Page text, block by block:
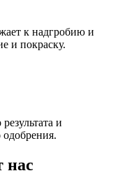
к надгробию и
и покраску.
и
одобрения.
нас